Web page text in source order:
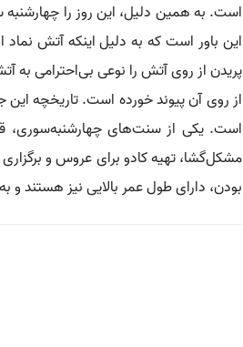
است. به همین دلیل، این روز را
این باور است که به دلیل اینکه آتش
پریدن از روی آتش را نوعی بی‌احترامی به
از روی آن پیوند خورده است. تاریخچه این
است. یکی از سنت‌های چهارشنبه‌سوری،
مشکل‌گشا، تهیه کادو برای عروس و
بودن، دارای طول عمر بالایی نیز هستند و